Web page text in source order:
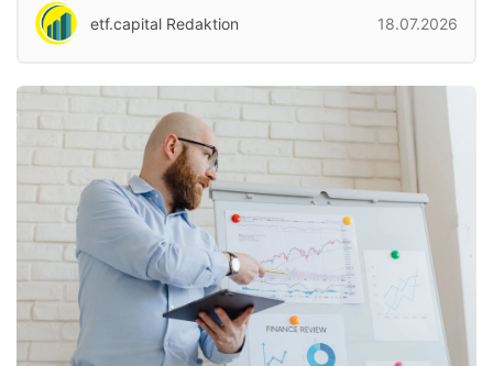
etf.capital Redaktion 18.07.2026